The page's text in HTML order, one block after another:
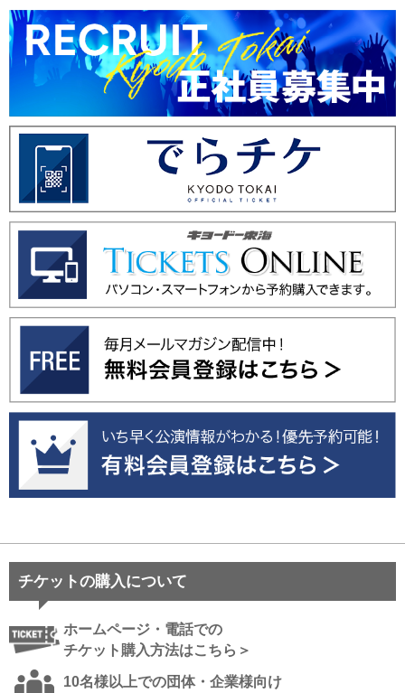
チケットの購入について
ホームページ・電話での
チケット購入方法はこちら＞
10名様以上での団体・企業様向け